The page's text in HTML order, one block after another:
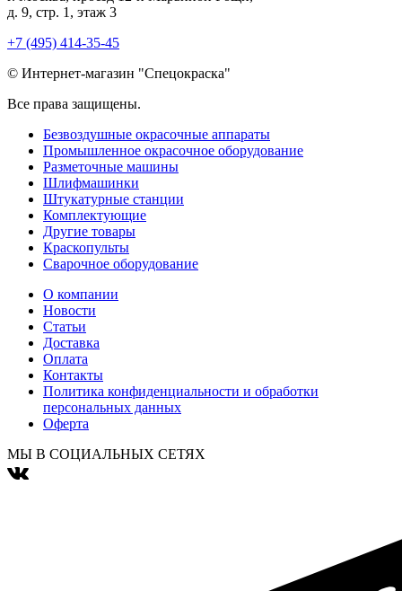
д. 9, стр. 1, этаж 3
+7 (495) 414-35-45
© Интернет-магазин "Спецокраска"
Все права защищены.
Безвоздушные окрасочные аппараты
Промышленное окрасочное оборудование
Разметочные машины
Шлифмашинки
Штукатурные станции
Комплектующие
Другие товары
Краскопульты
Сварочное оборудование
О компании
Новости
Статьи
Доставка
Оплата
Контакты
Политика конфиденциальности и обработки
персональных данных
Оферта
МЫ В СОЦИАЛЬНЫХ СЕТЯХ